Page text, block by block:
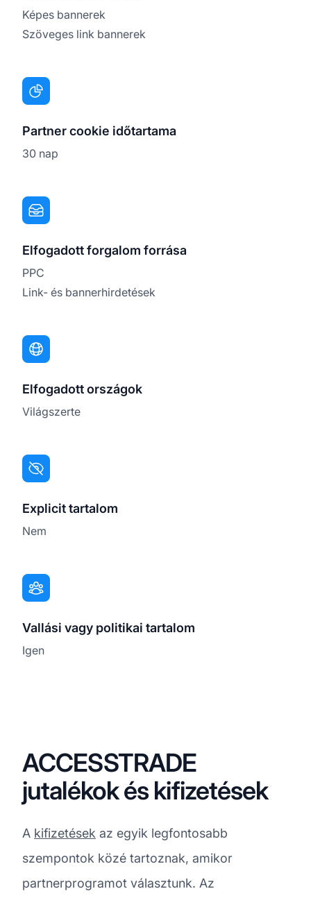
Képes bannerek
Szöveges link bannerek
Partner cookie időtartama
30 nap
Elfogadott forgalom forrása
PPC
Link- és bannerhirdetések
Elfogadott országok
Világszerte
Explicit tartalom
Nem
Vallási vagy politikai tartalom
Igen
ACCESSTRADE
jutalékok és kifizetések
A kifizetések az egyik legfontosabb
szempontok közé tartoznak, amikor
partnerprogramot választunk. Az